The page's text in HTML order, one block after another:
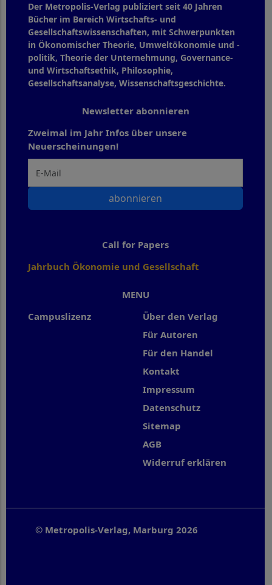
Der Metropolis-Verlag publiziert seit 40 Jahren
Bücher im Bereich Wirtschafts- und
Gesellschaftswissenschaften, mit Schwerpunkten
in Ökonomischer Theorie, Umweltökonomie und -
politik, Theorie der Unternehmung, Governance-
und Wirtschaftsethik, Philosophie,
Gesellschaftsanalyse, Wissenschaftsgeschichte.
MENU
Campuslizenz
Über den Verlag
Für Autoren
Für den Handel
Kontakt
Impressum
Datenschutz
Sitemap
AGB
Widerruf erklären
Newsletter abonnieren
Zweimal im Jahr Infos über unsere
Neuerscheinungen!
abonnieren
Call for Papers
Jahrbuch Ökonomie und Gesellschaft
© Metropolis-Verlag, Marburg 2026